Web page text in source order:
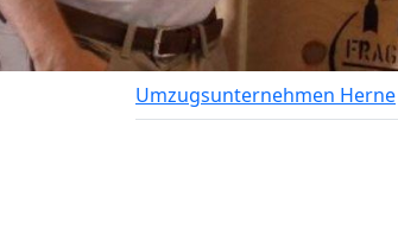
Umzugsunternehmen Herne